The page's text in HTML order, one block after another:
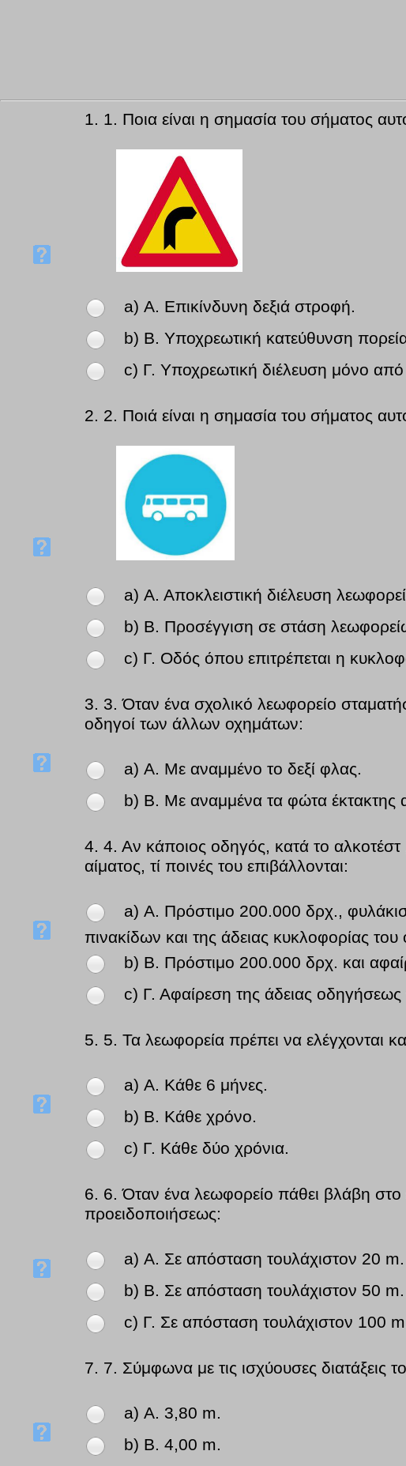
1. 1. Ποια είναι η σημασία του σήματος
a) Α. Επικίνδυνη δεξιά στροφή.
b) Β. Υποχρεωτική κατεύθυνση
c) Γ. Υποχρεωτική διέλευση μόνο
2. 2. Ποιά είναι η σημασία του σήματος
a) Α. Αποκλειστική διέλευση
b) Β. Προσέγγιση σε στάση
c) Γ. Οδός όπου επιτρέπεται η
3. 3. Όταν ένα σχολικό λεωφορείο
οδηγοί των άλλων οχημάτων:
a) Α. Με αναμμένο το δεξί φλας.
b) Β. Με αναμμένα τα φώτα έκτακτης
4. 4. Αν κάποιος οδηγός, κατά το
αίματος, τί ποινές του επιβάλλονται:
a) Α. Πρόστιμο 200.000 δρχ.,
πινακίδων και της άδειας κυκλοφορίας
b) Β. Πρόστιμο 200.000 δρχ. και
c) Γ. Αφαίρεση της άδειας οδηγήσεως
5. 5. Τα λεωφορεία πρέπει να ελέγχονται
a) Α. Κάθε 6 μήνες.
b) Β. Κάθε χρόνο.
c) Γ. Κάθε δύο χρόνια.
6. 6. Όταν ένα λεωφορείο πάθει βλάβη
προειδοποιήσεως:
a) Α. Σε απόσταση τουλάχιστον 20 m.
b) Β. Σε απόσταση τουλάχιστον 50 m.
c) Γ. Σε απόσταση τουλάχιστον 100
7. 7. Σύμφωνα με τις ισχύουσες διατάξεις
a) Α. 3,80 m.
b) Β. 4,00 m.